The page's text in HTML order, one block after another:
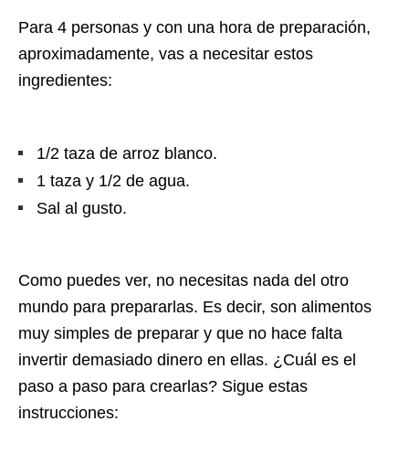
Para 4 personas y con una hora de preparación,
aproximadamente, vas a necesitar estos
ingredientes:
1/2 taza de arroz blanco.
1 taza y 1/2 de agua.
Sal al gusto.
Como puedes ver, no necesitas nada del otro
mundo para prepararlas. Es decir, son alimentos
muy simples de preparar y que no hace falta
invertir demasiado dinero en ellas. ¿Cuál es el
paso a paso para crearlas? Sigue estas
instrucciones: